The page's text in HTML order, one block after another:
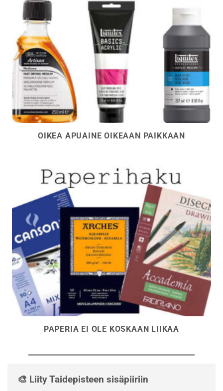
OIKEA APUAINE OIKEAAN PAIKKAAN
PAPERIA EI OLE KOSKAAN LIIKAA
🎨 Liity Taidepisteen sisäpiiriin